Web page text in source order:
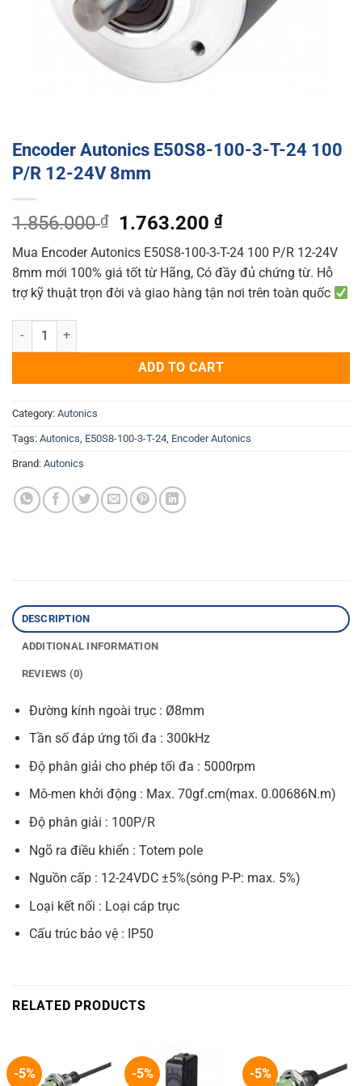
Encoder Autonics E50S8-100-3-T-24 100
P/R 12-24V 8mm
1.856.000₫
Original
price
was:
1.856.000 ₫.
1.763.200₫Current
price
is:
1.763.200 ₫.
Mua Encoder Autonics E50S8-100-3-T-24 100 P/R 12-24V
8mm mới 100% giá tốt từ Hãng, Có đầy đủ chứng từ. Hỗ
trợ kỹ thuật trọn đời và giao hàng tận nơi trên toàn quốc
Encoder Autonics E50S8-100-3-T-24 100 P/R 12-24V 8mm quantity
ADD TO CART
Category: Autonics
Tags: Autonics E50S8-100-3-T-24 Encoder Autonics
Brand: Autonics
DESCRIPTION
ADDITIONAL INFORMATION
REVIEWS (0)
Đường kính ngoài trục : Ø8mm
Tần số đáp ứng tối đa : 300kHz
Độ phân giải cho phép tối đa : 5000rpm
Mô-men khởi động : Max. 70gf.cm(max. 0.00686N.m)
Độ phân giải : 100P/R
Ngõ ra điều khiển : Totem pole
Nguồn cấp : 12-24VDC ±5%(sóng P-P: max. 5%)
Loại kết nối : Loại cáp trục
Cấu trúc bảo vệ : IP50
RELATED PRODUCTS
-5% -5% -5%